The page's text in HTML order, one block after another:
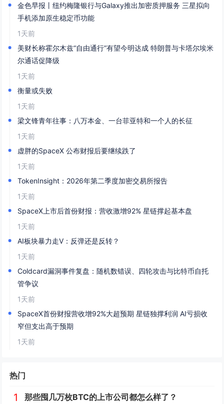
金色早报丨纽约梅隆银行与Galaxy推出加密质押服务 三星拟向
手机添加原生稳定币功能
1天前
美财长称霍尔木兹“自由通行”有望今明达成 特朗普与卡塔尔埃米
尔通话促降级
1天前
衡量或失败
1天前
梁文锋青年往事：八万本金、一台菲亚特和一个人的长征
1天前
虚胖的SpaceX 公布财报后要继续跌了
1天前
TokenInsight：2026年第二季度加密交易所报告
1天前
SpaceX上市后首份财报：营收激增92% 星链撑起基本盘
1天前
AI板块暴力走V：反弹还是反转？
1天前
Coldcard漏洞事件复盘：随机数错误、四轮攻击与比特币自托
管争议
1天前
SpaceX首份财报营收增92%大超预期 星链独撑利润 AI亏损收
窄但支出高于预期
1天前
热门
1 那些囤几万枚BTC的上市公司都怎么样了？